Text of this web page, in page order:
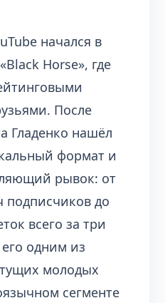
начался в
Horse», где
После
Гладенко нашёл
формат и
рывок: от
подписчиков до
всего за три
его одним из
молодых
сегменте